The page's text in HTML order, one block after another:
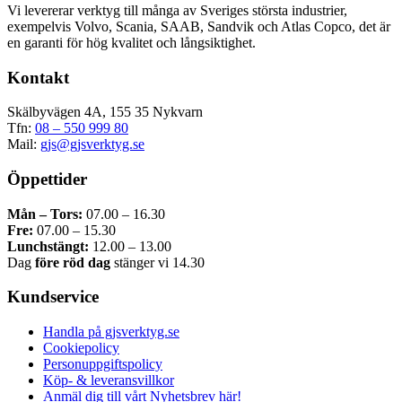
Vi levererar verktyg till många av Sveriges största industrier,
exempelvis Volvo, Scania, SAAB, Sandvik och Atlas Copco, det är
en garanti för hög kvalitet och långsiktighet.
Kontakt
Skälbyvägen 4A, 155 35 Nykvarn
Tfn: 08 – 550 999 80
Mail: gjs@gjsverktyg.se
Öppettider
Mån – Tors: 07.00 – 16.30
Fre: 07.00 – 15.30
Lunchstängt: 12.00 – 13.00
Dag före röd dag stänger vi 14.30
Kundservice
Handla på gjsverktyg.se
Cookiepolicy
Personuppgiftspolicy
Köp- & leveransvillkor
Anmäl dig till vårt Nyhetsbrev här!